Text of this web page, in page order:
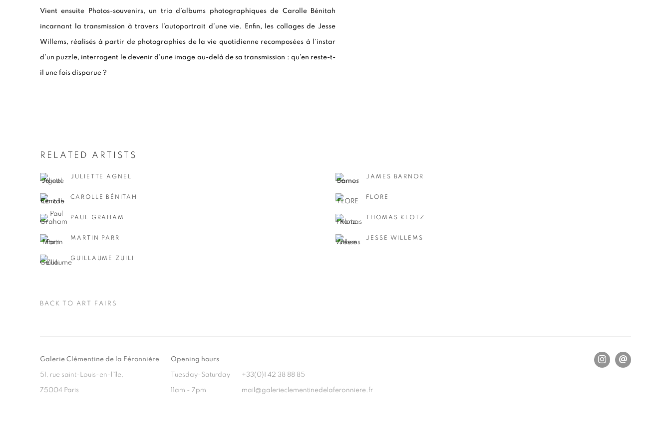
Vient ensuite Photos-souvenirs, un trio d’albums photographiques de Carolle Bénitah
incarnant la transmission à travers l’autoportrait d’une vie. Enfin, les collages de Jesse
Willems, réalisés à partir de photographies de la vie quotidienne recomposées à l’instar
d’un puzzle, interrogent le devenir d’une image au-delà de sa transmission : qu’en reste-t-
il une fois disparue ?
RELATED ARTISTS
JULIETTE AGNEL JAMES BARNOR
CAROLLE BÉNITAH FLORE
PAUL GRAHAM THOMAS KLOTZ
MARTIN PARR JESSE WILLEMS
GUILLAUME ZUILI
BACK TO ART FAIRS
Galerie Clémentine de la Féronnière
51, rue saint-Louis-en-l’île,
75004 Paris
Opening hours
Tuesday-Saturday
11am - 7pm
+33(0)1 42 38 88 85
mail@galerieclementinedelaferonniere.fr